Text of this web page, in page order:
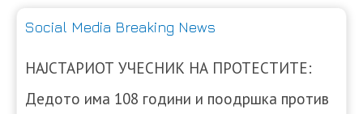
Social Media Breaking News
НАЈСТАРИОТ УЧЕСНИК НА ПРОТЕСТИТЕ:
Дедото има 108 години и поодршка против